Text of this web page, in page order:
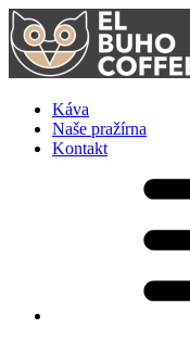
Káva
Naše pražírna
Kontakt